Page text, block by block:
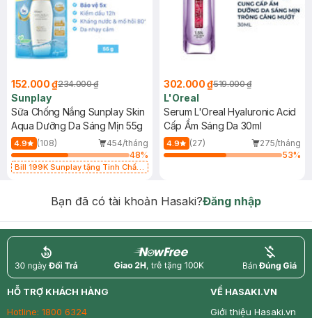
152.000 ₫234.000 ₫
Sunplay
Sữa Chống Nắng Sunplay Skin
Aqua Dưỡng Da Sáng Mịn 55g
4.9 (108)
454/tháng
48%
Bill 199K Sunplay tặng Tinh Chất
302.000 ₫519.000 ₫
L'Oreal
Serum L'Oreal Hyaluronic Acid
Cấp Ẩm Sáng Da 30ml
4.9 (27)
275/tháng
53%
Bạn đã có tài khoản Hasaki?Đăng nhập
return nowfree price
HỖ TRỢ KHÁCH HÀNG
Hotline: 1800 6324
VỀ HASAKI.VN
Giới thiệu Hasaki.vn